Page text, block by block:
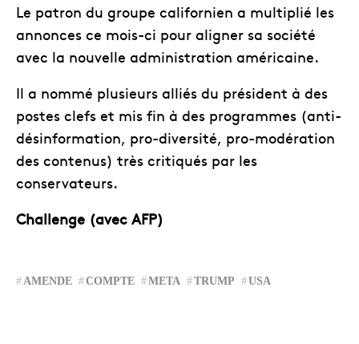
Le patron du groupe californien a multiplié les
annonces ce mois-ci pour aligner sa société
avec la nouvelle administration américaine.
Il a nommé plusieurs alliés du président à des
postes clefs et mis fin à des programmes (anti-
désinformation, pro-diversité, pro-modération
des contenus) très critiqués par les
conservateurs.
Challenge (avec AFP)
AMENDE COMPTE META TRUMP USA